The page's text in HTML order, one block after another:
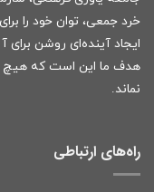
خرد جمعی، توان خود را
ایجاد آینده‌ای روشن
هدف ما این است که هیچ
نماند.
راه‌های ارتباطی